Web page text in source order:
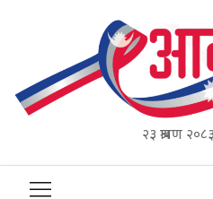
२३ श्रावण